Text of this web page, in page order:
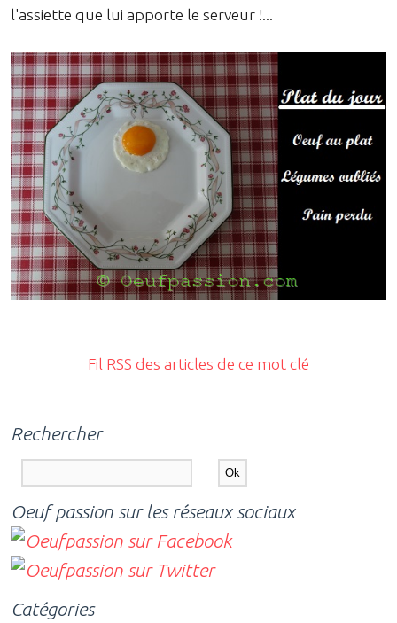
l'assiette que lui apporte le serveur !...
Fil RSS des articles de ce mot clé
Rechercher
Oeuf passion sur les réseaux sociaux
Catégories